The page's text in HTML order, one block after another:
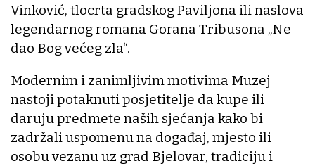
Vinković, tlocrta gradskog Paviljona ili naslova
legendarnog romana Gorana Tribusona „Ne
dao Bog većeg zla“.
Modernim i zanimljivim motivima Muzej
nastoji potaknuti posjetitelje da kupe ili
daruju predmete naših sjećanja kako bi
zadržali uspomenu na događaj, mjesto ili
osobu vezanu uz grad Bjelovar, tradiciju i